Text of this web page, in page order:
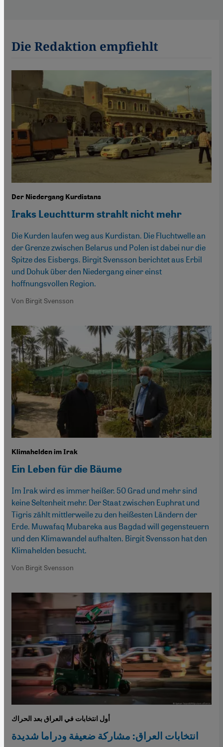
Die Redaktion empfiehlt
Der Niedergang Kurdistans
Iraks Leuchtturm strahlt nicht mehr
Die Kurden laufen weg aus Kurdistan. Die Fluchtwelle an
der Grenze zwischen Belarus und Polen ist dabei nur die
Spitze des Eisbergs. Birgit Svensson berichtet aus Erbil
und Dohuk über den Niedergang einer einst
hoffnungsvollen Region.
Von Birgit Svensson
Klimahelden im Irak
Ein Leben für die Bäume
Im Irak wird es immer heißer. 50 Grad und mehr sind
keine Seltenheit mehr. Der Staat zwischen Euphrat und
Tigris zählt mittlerweile zu den heißesten Ländern der
Erde. Muwafaq Mubareka aus Bagdad will gegensteuern
und den Klimawandel aufhalten. Birgit Svensson hat den
Klimahelden besucht.
Von Birgit Svensson
أول انتخابات في العراق بعد الحراك
انتخابات العراق: مشاركة ضعيفة ودراما شديدة